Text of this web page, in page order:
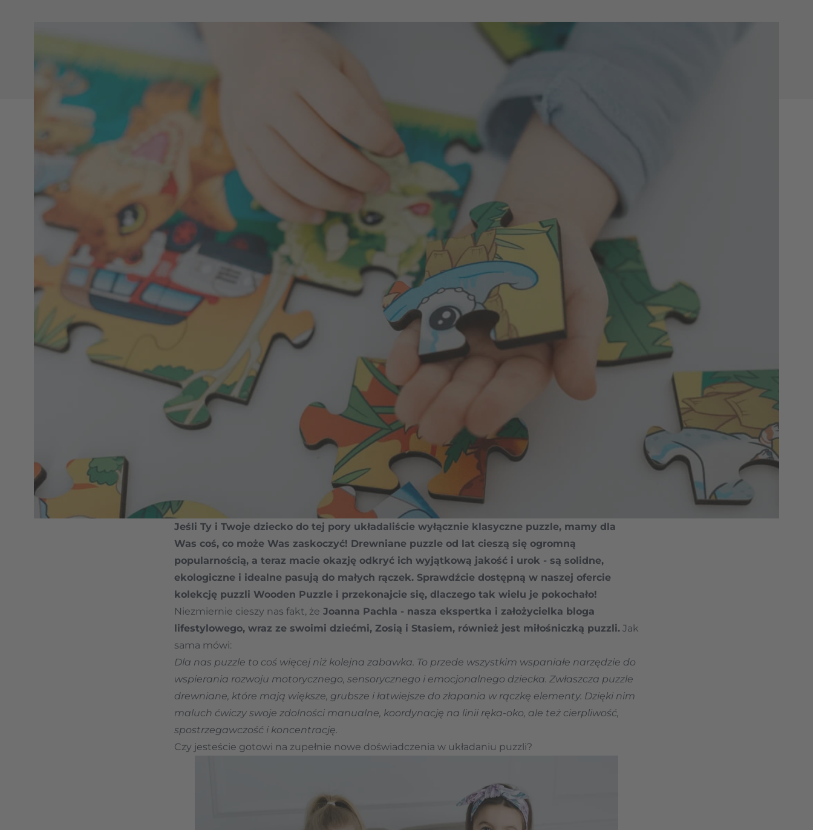
Jeśli Ty i Twoje dziecko do tej pory układaliście wyłącznie klasyczne puzzle, mamy dla
Was coś, co może Was zaskoczyć! Drewniane puzzle od lat cieszą się ogromną
popularnością, a teraz macie okazję odkryć ich wyjątkową jakość i urok - są solidne,
ekologiczne i idealne pasują do małych rączek. Sprawdźcie dostępną w naszej ofercie
kolekcję puzzli Wooden Puzzle i przekonajcie się, dlaczego tak wielu je pokochało!
Niezmiernie cieszy nas fakt, że Joanna Pachla - nasza ekspertka i założycielka bloga
lifestylowego, wraz ze swoimi dziećmi, Zosią i Stasiem, również jest miłośniczką puzzli. Jak
sama mówi:
Dla nas puzzle to coś więcej niż kolejna zabawka. To przede wszystkim wspaniałe narzędzie do
wspierania rozwoju motorycznego, sensorycznego i emocjonalnego dziecka. Zwłaszcza puzzle
drewniane, które mają większe, grubsze i łatwiejsze do złapania w rączkę elementy. Dzięki nim
maluch ćwiczy swoje zdolności manualne, koordynację na linii ręka-oko, ale też cierpliwość,
spostrzegawczość i koncentrację.
Czy jesteście gotowi na zupełnie nowe doświadczenia w układaniu puzzli?